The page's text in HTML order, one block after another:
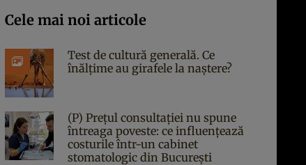
Cele mai noi articole
Test de cultură generală. Ce
înălțime au girafele la naștere?
(P) Prețul consultației nu spune
întreaga poveste: ce influențează
costurile într-un cabinet
stomatologic din București